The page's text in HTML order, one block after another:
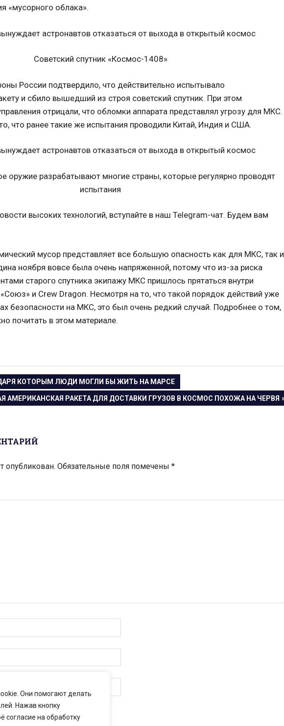
Они помогают делать
Нажав кнопку
согласие на обработку
«мусорного облака».
Советский спутник «Космос-1408»
России подтвердило, что действительно испытывало
и сбило вышедший из строя советский спутник. При этом
отрицали, что обломки аппарата представлял угрозу для МКС.
что ранее такие же испытания проводили Китай, Индия и США.
оружие разрабатывают многие страны, которые регулярно проводят
испытания
высоких технологий, вступайте в наш Telegram-чат. Будем вам
мусор представляет все большую опасность как для МКС, так и
ноября вовсе была очень напряженной, потому что из-за риска
старого спутника экипажу МКС пришлось прятаться внутри
и Crew Dragon. Несмотря на то, что такой порядок действий уже
безопасности на МКС, это был очень редкий случай. Подробнее о том,
почитать в этом материале.
КОТОРЫМ ЛЮДИ МОГЛИ БЫ ЖИТЬ НА МАРСЕ
АМЕРИКАНСКАЯ РАКЕТА ДЛЯ ДОСТАВКИ ГРУЗОВ В КОСМОС ПОХОЖА НА ЧЕРВЯ
опубликован. Обязательные поля помечены *